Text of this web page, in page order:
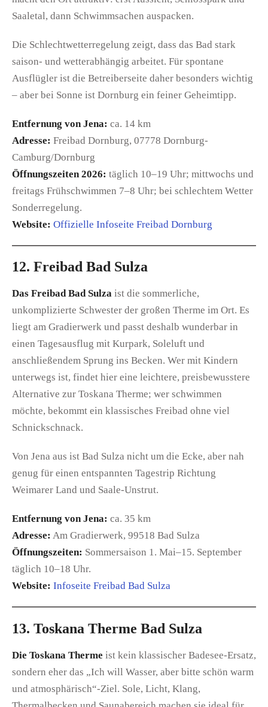
Saaletal, dann Schwimmsachen auspacken.
Die Schlechtwetterregelung zeigt, dass das Bad stark
saison- und wetterabhängig arbeitet. Für spontane
Ausflügler ist die Betreiberseite daher besonders wichtig
– aber bei Sonne ist Dornburg ein feiner Geheimtipp.
Entfernung von Jena: ca. 14 km
Adresse: Freibad Dornburg, 07778 Dornburg-
Camburg/Dornburg
Öffnungszeiten 2026: täglich 10–19 Uhr; mittwochs und
freitags Frühschwimmen 7–8 Uhr; bei schlechtem Wetter
Sonderregelung.
Website: Offizielle Infoseite Freibad Dornburg
12. Freibad Bad Sulza
Das Freibad Bad Sulza ist die sommerliche,
unkomplizierte Schwester der großen Therme im Ort. Es
liegt am Gradierwerk und passt deshalb wunderbar in
einen Tagesausflug mit Kurpark, Soleluft und
anschließendem Sprung ins Becken. Wer mit Kindern
unterwegs ist, findet hier eine leichtere, preisbewusstere
Alternative zur Toskana Therme; wer schwimmen
möchte, bekommt ein klassisches Freibad ohne viel
Schnickschnack.
Von Jena aus ist Bad Sulza nicht um die Ecke, aber nah
genug für einen entspannten Tagestrip Richtung
Weimarer Land und Saale-Unstrut.
Entfernung von Jena: ca. 35 km
Adresse: Am Gradierwerk, 99518 Bad Sulza
Öffnungszeiten: Sommersaison 1. Mai–15. September
täglich 10–18 Uhr.
Website: Infoseite Freibad Bad Sulza
13. Toskana Therme Bad Sulza
Die Toskana Therme ist kein klassischer Badesee-Ersatz,
sondern eher das „Ich will Wasser, aber bitte schön warm
und atmosphärisch“-Ziel. Sole, Licht, Klang,